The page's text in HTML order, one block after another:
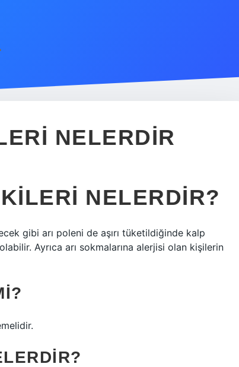
NELERDIR
NELERDIR?
gibi arı poleni de aşırı tüketildiğinde kalp
Ayrıca arı sokmalarına alerjisi olan kişilerin